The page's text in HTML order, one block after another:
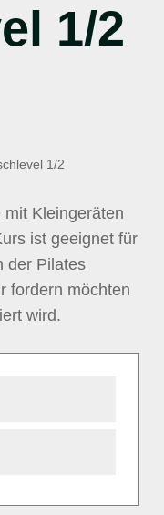
1/2
1/2
Kleingeräten
ist geeignet für
der Pilates
fordern möchten
wird.